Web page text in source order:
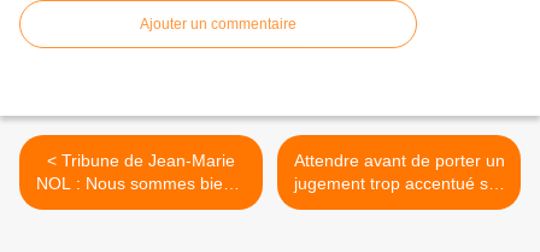
Ajouter un commentaire
< Tribune de Jean-Marie
NOL : Nous sommes bien à
la veille d'un basculement
Attendre avant de porter un
jugement trop accentué sur
le demi gouvernement